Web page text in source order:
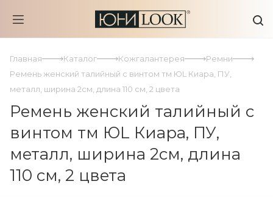
Главная Каталог Кожгалантерея
Ремни
Ремень женский талийный с винтом тм ЮL Киара, ПУ,
металл, ширина 2см, длина 110 см, 2 цвета
Ремень женский талийный с
винтом тм ЮL Киара, ПУ,
металл, ширина 2см, длина
110 см, 2 цвета